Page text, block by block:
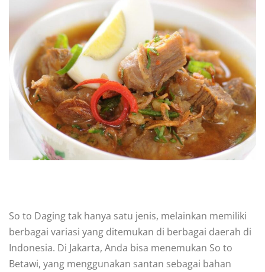
So to Daging tak hanya satu jenis, melainkan memiliki
berbagai variasi yang ditemukan di berbagai daerah di
Indonesia. Di Jakarta, Anda bisa menemukan So to
Betawi, yang menggunakan santan sebagai bahan